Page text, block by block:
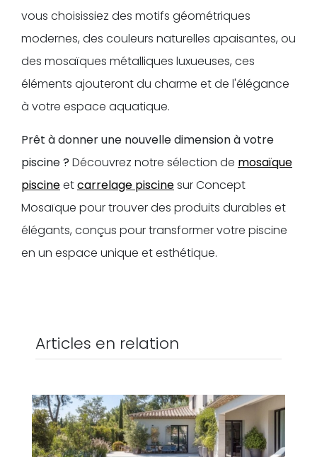
vous choisissiez des motifs géométriques
modernes, des couleurs naturelles apaisantes, ou
des mosaïques métalliques luxueuses, ces
éléments ajouteront du charme et de l'élégance
à votre espace aquatique.
Prêt à donner une nouvelle dimension à votre
piscine ? Découvrez notre sélection de mosaïque
piscineetcarrelage piscinesur Concept
Mosaïque pour trouver des produits durables et
élégants, conçus pour transformer votre piscine
en un espace unique et esthétique.
Articles en relation